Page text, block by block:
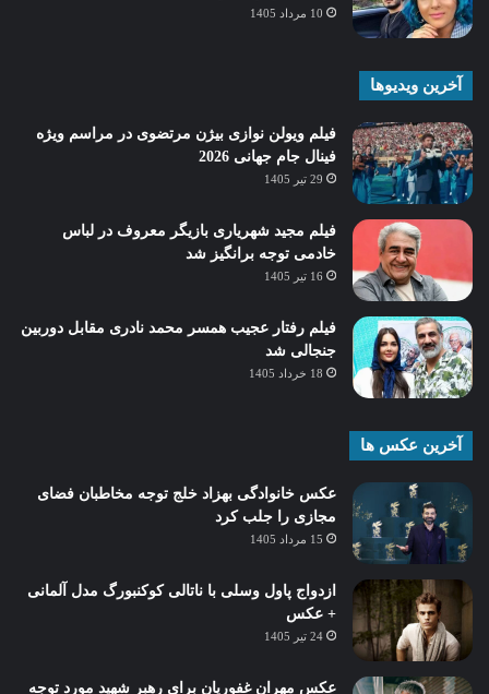
10 مرداد 1405
آخرین ویدیوها
فیلم ویولن نوازی بیژن مرتضوی در مراسم ویژه
فینال جام جهانی 2026
29 تیر 1405
فیلم مجید شهریاری بازیگر معروف در لباس
خادمی توجه برانگیز شد
16 تیر 1405
فیلم رفتار عجیب همسر محمد نادری مقابل دوربین
جنجالی شد
18 خرداد 1405
آخرین عکس ها
عکس خانوادگی بهزاد خلج توجه مخاطبان فضای
مجازی را جلب کرد
15 مرداد 1405
ازدواج پاول وسلی با ناتالی کوکنبورگ مدل آلمانی
+ عکس
24 تیر 1405
عکس مهران غفوریان برای رهبر شهید مورد توجه